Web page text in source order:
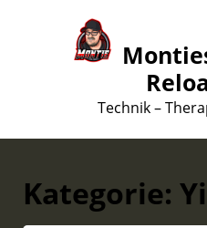
Technik –
Kategorie: